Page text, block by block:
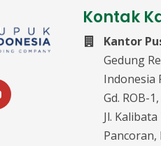
Kontak
Kantor
Gedung
Indonesia
Gd. ROB-
Jl.
Pancoran,